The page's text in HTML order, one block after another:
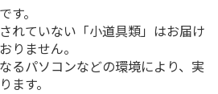
す。
れていない「小道具類」はお届け
りません。
るパソコンなどの環境により、実
ます。